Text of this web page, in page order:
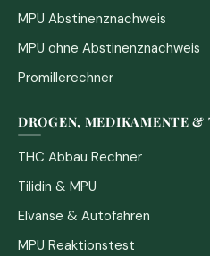
MPU Abstinenznachweis
MPU ohne Abstinenznachweis
Promillerechner
DROGEN, MEDIKAMENTE &
THC Abbau Rechner
Tilidin & MPU
Elvanse & Autofahren
MPU Reaktionstest